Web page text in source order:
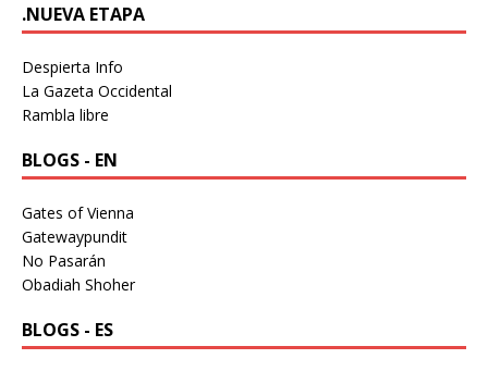
.NUEVA ETAPA
Despierta Info
La Gazeta Occidental
Rambla libre
BLOGS - EN
Gates of Vienna
Gatewaypundit
No Pasarán
Obadiah Shoher
BLOGS - ES